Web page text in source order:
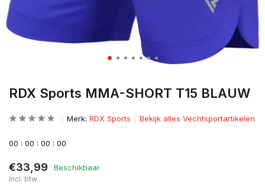
RDX Sports MMA-SHORT T15 BLAUW
Merk: RDX Sports Bekijk alles Vechtsportartikelen
00 : 00 : 00 : 00
€33,99 Beschikbaar
Incl. btw